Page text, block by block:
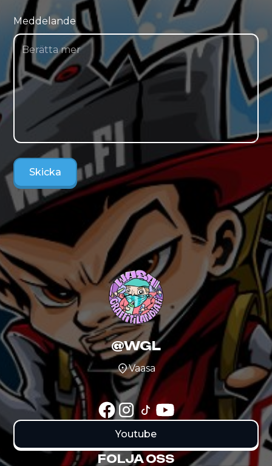
Meddelande
@WGL
Vaasa
Youtube
FOLJA OSS